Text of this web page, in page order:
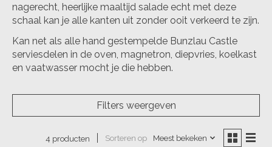
nagerecht, heerlijke maaltijd salade echt met deze
schaal kan je alle kanten uit zonder ooit verkeerd te zijn.
Kan net als alle hand gestempelde Bunzlau Castle
serviesdelen in de oven, magnetron, diepvries, koelkast
en vaatwasser mocht je die hebben.
Filters weergeven
4 producten Sorteren op Meest bekeken